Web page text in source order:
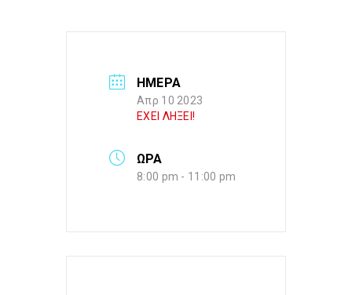
ΗΜΕΡΑ
Απρ 10 2023
ΕΧΕΙ ΛΗΞΕΙ!
ΩΡΑ
8:00 pm - 11:00 pm